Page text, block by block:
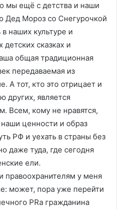
мы ещё с детства и наши
Дед Мороз со Снегурочкой
наших культуре и
сказках и
общая традиционная
передаваемая из
А тот, кто это отрицает и
других, является
Всем, кому не нравятся,
ценности и образ
РФ и уехать в страны без
даже туда, где сегодня
ели.
правоохранителям у меня
может, пора уже перейти
PRа гражданина